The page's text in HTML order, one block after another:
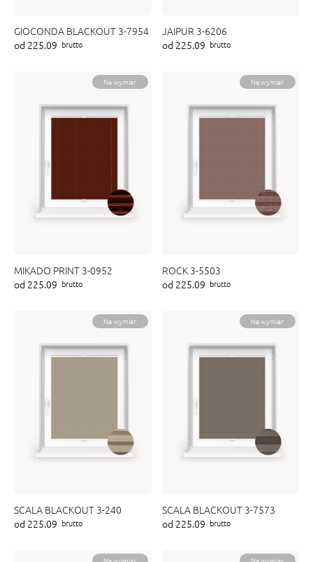
GIOCONDA BLACKOUT 3-7954
od 225.09 brutto
JAIPUR 3-6206
od 225.09 brutto
Na wymiar
MIKADO PRINT 3-0952
od 225.09 brutto
Na wymiar
ROCK 3-5503
od 225.09 brutto
Na wymiar
SCALA BLACKOUT 3-240
od 225.09 brutto
Na wymiar
SCALA BLACKOUT 3-7573
od 225.09 brutto